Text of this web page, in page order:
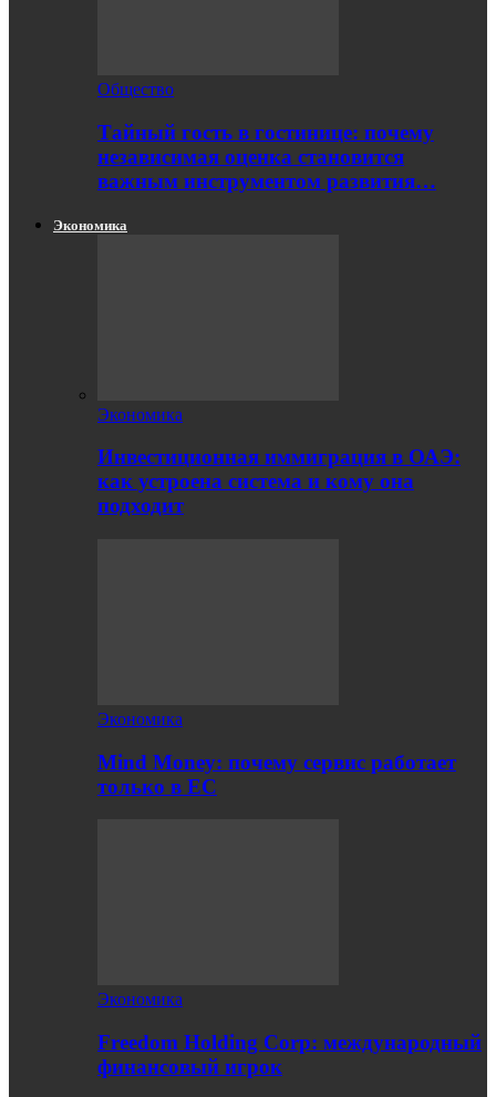
Общество
Тайный гость в гостинице: почему
независимая оценка становится
важным инструментом развития…
Экономика
Экономика
Инвестиционная иммиграция в ОАЭ:
как устроена система и кому она
подходит
Экономика
Mind Money: почему сервис работает
только в ЕС
Экономика
Freedom Holding Corp: международный
финансовый игрок